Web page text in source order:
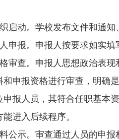
启动。学校发布文件和通
申报。申报人按要求如实
审查。申报人思想政治表
和申报资格进行审查，明确
申报人员，其符合任职基本
进入后续程序。
公示。审查通过人员的申